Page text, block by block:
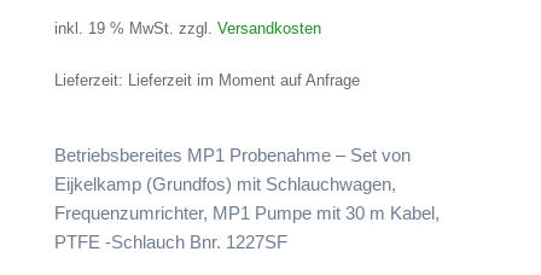
Preis
ist:
6.293,49 €.
inkl. 19 % MwSt. zzgl. Versandkosten
Lieferzeit: Lieferzeit im Moment auf Anfrage
Betriebsbereites MP1 Probenahme – Set von
Eijkelkamp (Grundfos) mit Schlauchwagen,
Frequenzumrichter, MP1 Pumpe mit 30 m Kabel,
PTFE -Schlauch Bnr. 1227SF